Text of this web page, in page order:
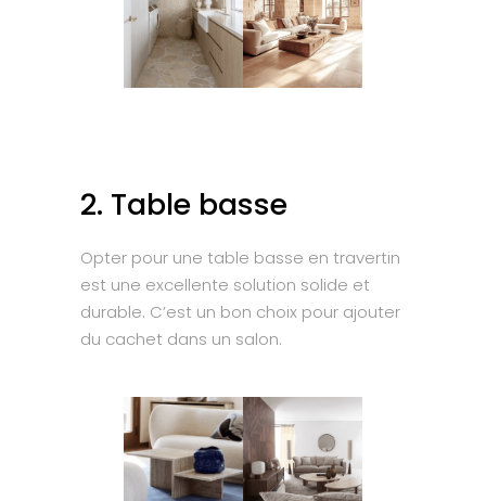
2. Table basse
Opter pour une table basse en travertin
est une excellente solution solide et
durable. C’est un bon choix pour ajouter
du cachet dans un salon.